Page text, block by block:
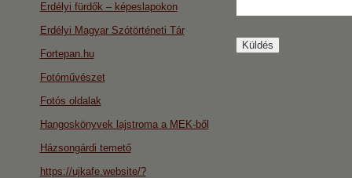
Erdélyi fürdők – képeslapokon
Erdélyi Magyar Szótörténeti Tár
Fortepan.hu
Fotóművészet
Fotós oldalak
Hangoskönyvek lajstroma a MEK-ből
Házsongárdi temető
https://ujkafe.website/?